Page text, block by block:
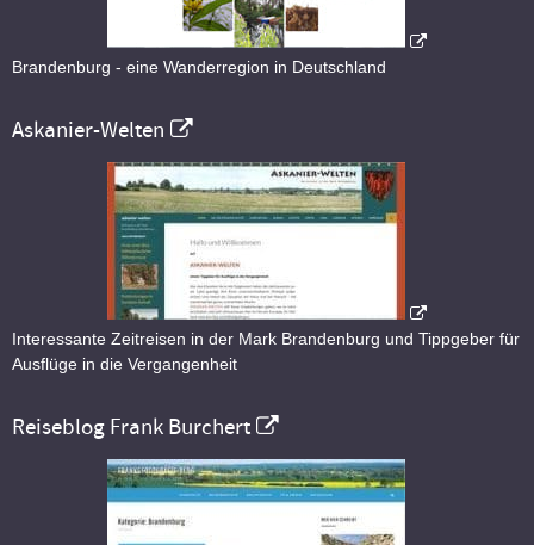
Brandenburg - eine Wanderregion in Deutschland
Askanier-Welten
Interessante Zeitreisen in der Mark Brandenburg und Tippgeber für
Ausflüge in die Vergangenheit
Reiseblog Frank Burchert